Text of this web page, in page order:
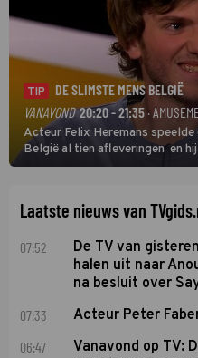
TIP
DE SLIMSTE MENS BELGIË
VANAVOND 20:20 - 21:35·
Acteur Felix Heremans
België al tien afleveringen en
deze seizoensfinale. En er is
Laatste nieuws van
07:52
De TV van
halen uit naar
na besluit over
07:33 Acteur Peter
06:47
Vanavond op TV: